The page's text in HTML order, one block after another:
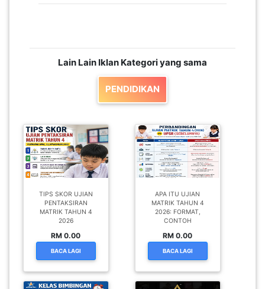
Lain Lain Iklan Kategori yang sama
PENDIDIKAN
TIPS SKOR UJIAN
PENTAKSIRAN
MATRIK TAHUN 4
2026
RM 0.00
BACA LAGI
APA ITU UJIAN
MATRIK TAHUN 4
2026: FORMAT,
CONTOH
RM 0.00
BACA LAGI